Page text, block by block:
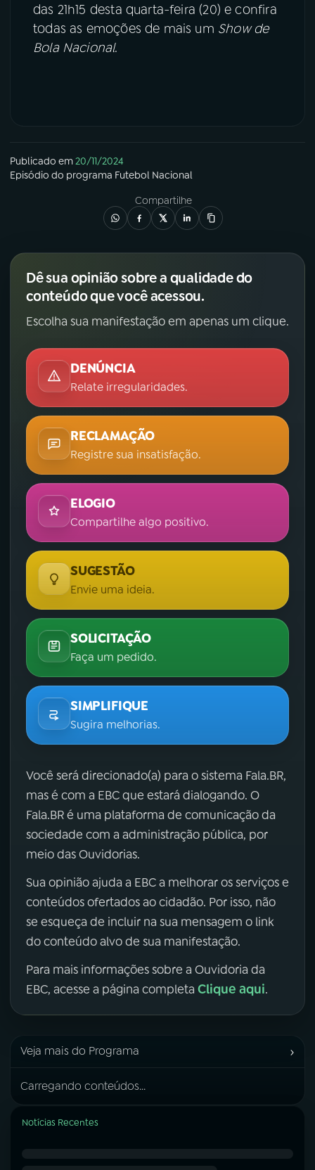
das 21h15 desta quarta-feira (20) e confira
todas as emoções de mais um Show de
Bola Nacional.
Publicado em20/11/2024
Episódio do programa Futebol Nacional
Compartilhe
Dê sua opinião sobre a qualidade do
conteúdo que você acessou.
Escolha sua manifestação em apenas um clique.
DENÚNCIA
Relate irregularidades.
RECLAMAÇÃO
Registre sua insatisfação.
ELOGIO
Compartilhe algo positivo.
SUGESTÃO
Envie uma ideia.
SOLICITAÇÃO
Faça um pedido.
SIMPLIFIQUE
Sugira melhorias.
Você será direcionado(a) para o sistema Fala.BR,
mas é com a EBC que estará dialogando. O
Fala.BR é uma plataforma de comunicação da
sociedade com a administração pública, por
meio das Ouvidorias.
Sua opinião ajuda a EBC a melhorar os serviços e
conteúdos ofertados ao cidadão. Por isso, não
se esqueça de incluir na sua mensagem o link
do conteúdo alvo de sua manifestação.
Para mais informações sobre a Ouvidoria da
EBC, acesse a página completa Clique aqui.
Veja mais do Programa ›
Carregando conteúdos...
Notícias Recentes